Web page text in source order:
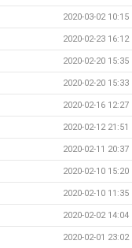
2020-03-02 10:15
2020-02-23 16:12
2020-02-20 15:35
2020-02-20 15:33
2020-02-16 12:27
2020-02-12 21:51
2020-02-11 20:37
2020-02-10 15:20
2020-02-10 11:35
2020-02-02 14:04
2020-02-01 23:02